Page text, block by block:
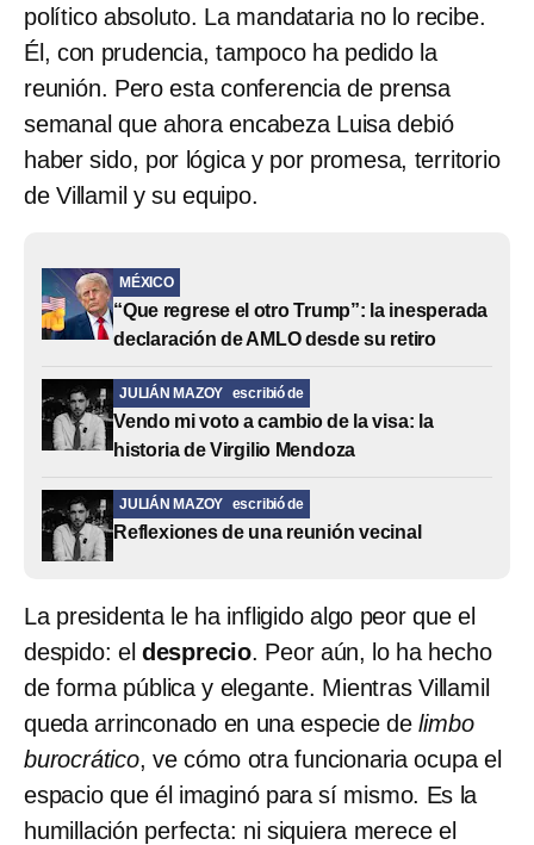
político absoluto. La mandataria no lo recibe.
Él, con prudencia, tampoco ha pedido la
reunión. Pero esta conferencia de prensa
semanal que ahora encabeza Luisa debió
haber sido, por lógica y por promesa, territorio
de Villamil y su equipo.
MÉXICO
“Que regrese el otro Trump”: la inesperada
declaración de AMLO desde su retiro
JULIÁN MAZOY escribió de
Vendo mi voto a cambio de la visa: la
historia de Virgilio Mendoza
JULIÁN MAZOY escribió de
Reflexiones de una reunión vecinal
La presidenta le ha infligido algo peor que el
despido: el desprecio. Peor aún, lo ha hecho
de forma pública y elegante. Mientras Villamil
queda arrinconado en una especie delimbo
burocrático, ve cómo otra funcionaria ocupa el
espacio que él imaginó para sí mismo. Es la
humillación perfecta: ni siquiera merece el